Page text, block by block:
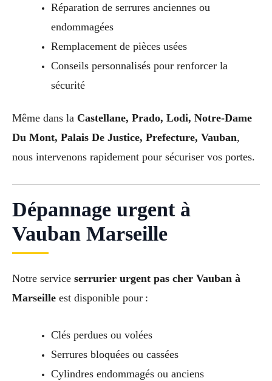
Réparation de serrures anciennes ou
endommagées
Remplacement de pièces usées
Conseils personnalisés pour renforcer la
sécurité
Même dans la Castellane, Prado, Lodi, Notre-Dame
Du Mont, Palais De Justice, Prefecture, Vauban,
nous intervenons rapidement pour sécuriser vos portes.
Dépannage urgent à
Vauban Marseille
Notre service serrurier urgent pas cher Vauban à
Marseille est disponible pour :
Clés perdues ou volées
Serrures bloquées ou cassées
Cylindres endommagés ou anciens